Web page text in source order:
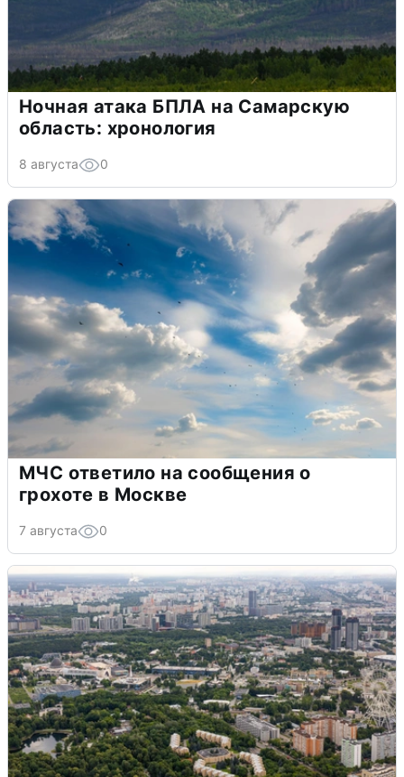
Ночная атака БПЛА на Самарскую
область: хронология
8 августа 0
МЧС ответило на сообщения о
грохоте в Москве
7 августа 0